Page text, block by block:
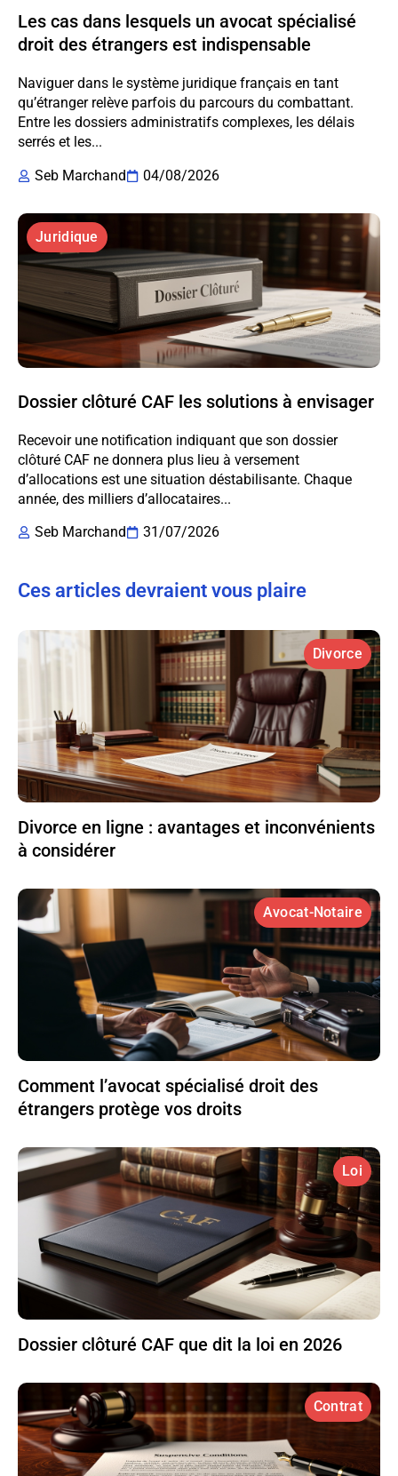
Les cas dans lesquels un avocat spécialisé
droit des étrangers est indispensable
Naviguer dans le système juridique français en tant
qu’étranger relève parfois du parcours du combattant.
Entre les dossiers administratifs complexes, les délais
serrés et les...
Seb Marchand
04/08/2026
Juridique
Dossier clôturé CAF les solutions à envisager
Recevoir une notification indiquant que son dossier
clôturé CAF ne donnera plus lieu à versement
d’allocations est une situation déstabilisante. Chaque
année, des milliers d’allocataires...
Seb Marchand
31/07/2026
Ces articles devraient vous plaire
Divorce
Divorce en ligne : avantages et inconvénients
à considérer
Avocat-Notaire
Comment l’avocat spécialisé droit des
étrangers protège vos droits
Loi
Dossier clôturé CAF que dit la loi en 2026
Contrat